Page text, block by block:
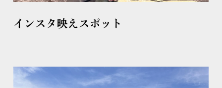
インスタ映えスポット